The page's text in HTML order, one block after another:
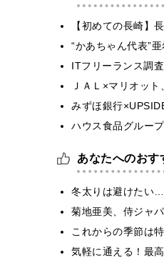
【初めての長崎】
“かあちゃん代表”
ITフリーランス調
ＪＡＬ×マリオッ
みずほ銀行
ハウス食品グルー
あなたへのおす
冬太りは避けたい
菊地亜美、侍ジャ
これからの季節は
気軽に通える！最